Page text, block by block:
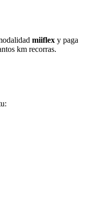
miiflex y paga
km recorras.